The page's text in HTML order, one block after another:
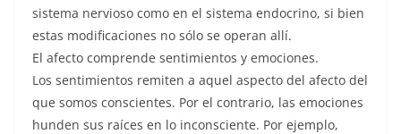
sistema nervioso como en el sistema endocrino, si bien
estas modificaciones no sólo se operan allí.
El afecto comprende sentimientos y emociones.
Los sentimientos remiten a aquel aspecto del afecto del
que somos conscientes. Por el contrario, las emociones
hunden sus raíces en lo inconsciente. Por ejemplo,